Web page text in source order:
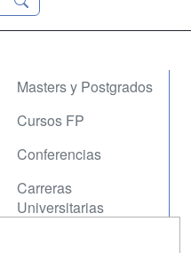
Masters y Postgrados
Cursos FP
Conferencias
Carreras
Universitarias